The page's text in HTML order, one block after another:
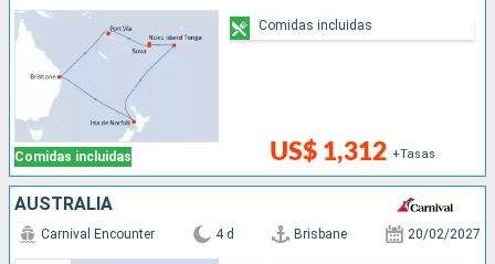
Comidas incluidas US$ 1,312 +Tasas
Comidas incluidas
AUSTRALIA
Carnival Encounter 4 d Brisbane 20/02/2027